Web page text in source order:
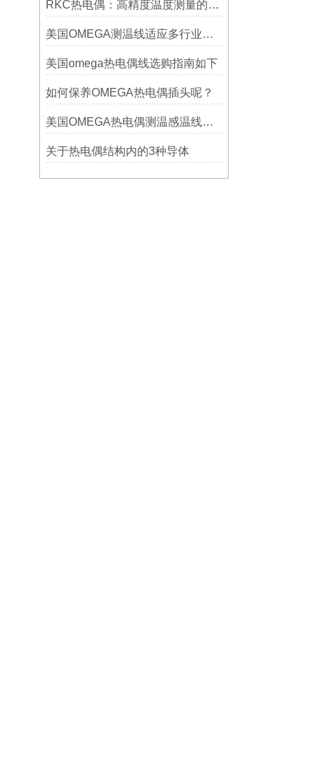
RKC热电偶：高精度温度测量的理想选择
美国OMEGA测温线适应多行业需求
美国omega热电偶线选购指南如下
如何保养OMEGA热电偶插头呢？
美国OMEGA热电偶测温感温线和插头插座连接器真伪原装正品判断查验方法
关于热电偶结构内的3种导体